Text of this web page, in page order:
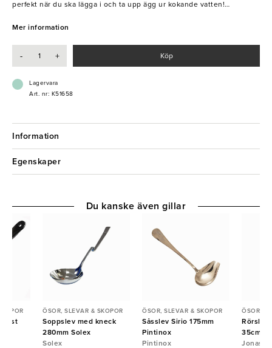
perfekt när du ska lägga i och ta upp ägg ur kokande vatten!
upphängning och ett hål som inte bara är till för avrinning utan även
Tål temperaturer upp till 260° och kan med fördel diskas i maskin.
för non stick-ytor.
Tillverkad i Sverige utav BPA-fri plast
Mått 28,5cm
Material BPA-fri plast
Mer information
- + Köp
Lagervara
Art. nr: K51658
Information
Egenskaper
ÖSOR, SLEVAR & SKOPOR
Soppslev med kneck
280mm Solex
Solex
ÖSOR, SLEVAR & SKOPOR
Såsslev Sirio 175mm
Pintinox
Pintinox
ÖSOR,
Rörslev
35cm
Jonas
Du kanske även gillar